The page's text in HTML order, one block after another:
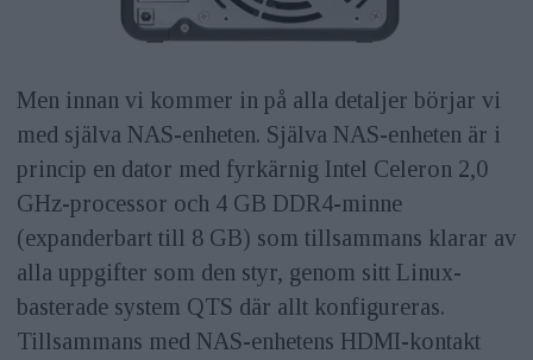
Men innan vi kommer in på alla detaljer börjar vi
med själva NAS-enheten. Själva NAS-enheten är i
princip en dator med fyrkärnig Intel Celeron 2,0
GHz-processor och 4 GB DDR4-minne
(expanderbart till 8 GB) som tillsammans klarar av
alla uppgifter som den styr, genom sitt Linux-
basterade system QTS där allt konfigureras.
Tillsammans med NAS-enhetens HDMI-kontakt